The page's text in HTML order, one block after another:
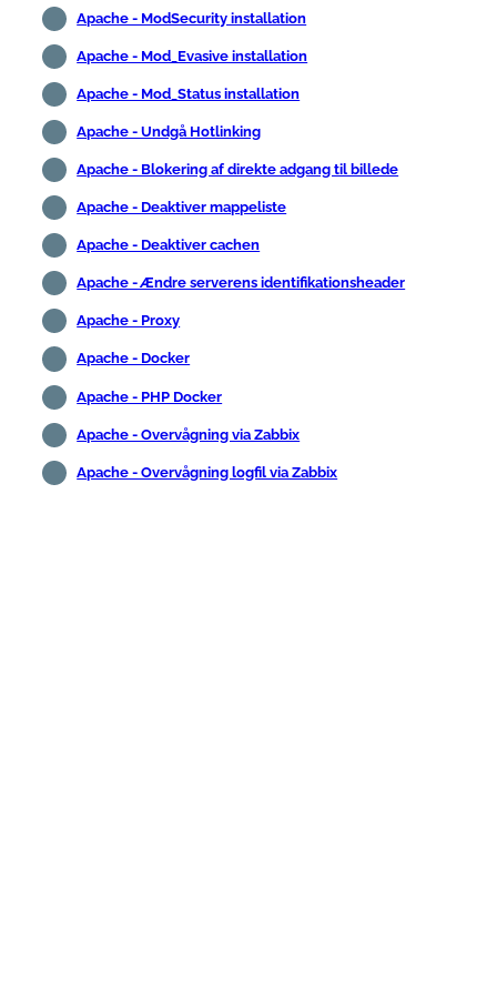
Apache - ModSecurity installation
Apache - Mod_Evasive installation
Apache - Mod_Status installation
Apache - Undgå Hotlinking
Apache - Blokering af direkte adgang til billede
Apache - Deaktiver mappeliste
Apache - Deaktiver cachen
Apache - Ændre serverens identifikationsheader
Apache - Proxy
Apache - Docker
Apache - PHP Docker
Apache - Overvågning via Zabbix
Apache - Overvågning logfil via Zabbix